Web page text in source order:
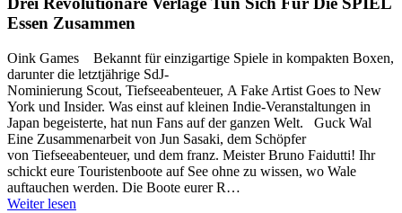
Essen Zusammen
Oink Games Bekannt für einzigartige Spiele in kompakten Boxen,
darunter die letztjährige SdJ-
Nominierung Scout, Tiefseeabenteuer, A Fake Artist Goes to New
York und Insider. Was einst auf kleinen Indie-Veranstaltungen in
Japan begeisterte, hat nun Fans auf der ganzen Welt. Guck Wal
Eine Zusammenarbeit von Jun Sasaki, dem Schöpfer
von Tiefseeabenteuer, und dem franz. Meister Bruno Faidutti! Ihr
schickt eure Touristenboote auf See ohne zu wissen, wo Wale
auftauchen werden. Die Boote eurer R…
Weiter lesen